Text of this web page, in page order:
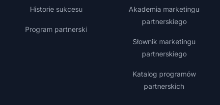
Historie sukcesu
Program partnerski
Akademia marketingu
partnerskiego
Słownik marketingu
partnerskiego
Katalog programów
partnerskich